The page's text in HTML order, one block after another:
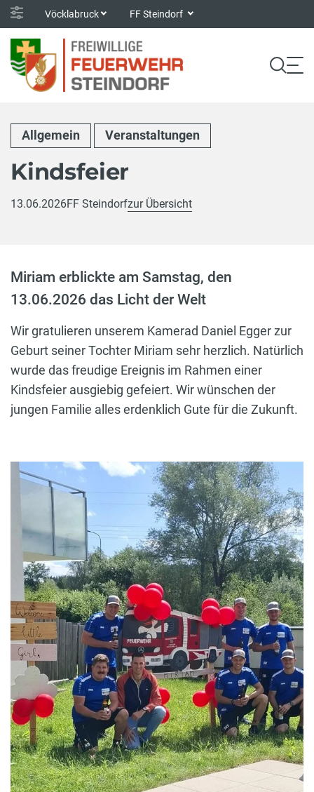
Vöcklabruck FF Steindorf
Allgemein Veranstaltungen
Kindsfeier
13.06.2026FF Steindorfzur Übersicht
Miriam erblickte am Samstag, den
13.06.2026 das Licht der Welt
Wir gratulieren unserem Kamerad Daniel Egger zur
Geburt seiner Tochter Miriam sehr herzlich. Natürlich
wurde das freudige Ereignis im Rahmen einer
Kindsfeier ausgiebig gefeiert. Wir wünschen der
jungen Familie alles erdenklich Gute für die Zukunft.